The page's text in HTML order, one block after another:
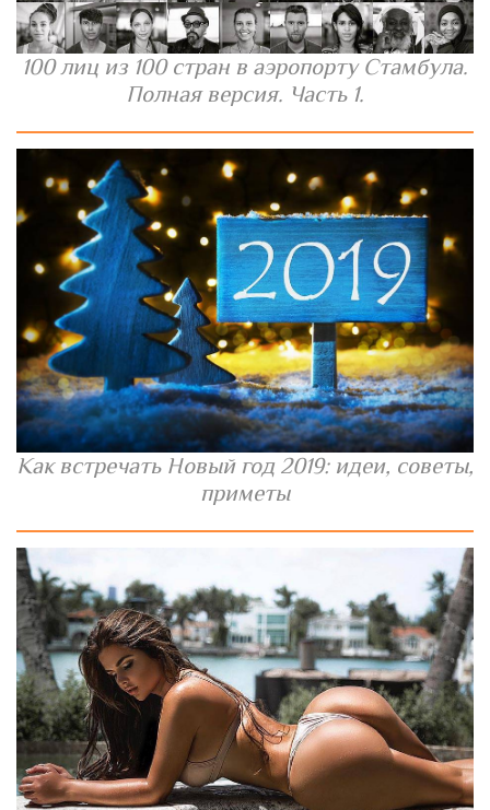
100 лиц из 100 стран в аэропорту Стамбула.
Полная версия. Часть 1.
Как встречать Новый год 2019: идеи, советы,
приметы